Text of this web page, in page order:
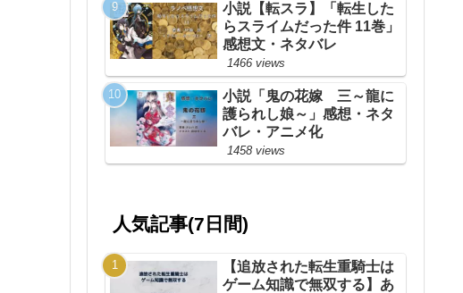
小説【転スラ】「転生した
らスライムだった件 11巻」
感想文・ネタバレ
1466 views
小説「鬼の花嫁 三～龍に
護られし娘～」感想・ネタ
バレ・アニメ化
1458 views
人気記事(7日間)
【追放された転生重騎士は
ゲーム知識で無双する】あ